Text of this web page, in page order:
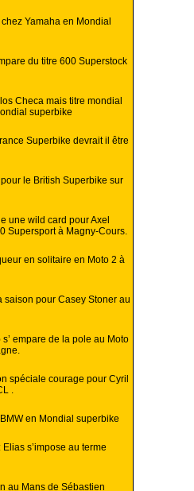
Yamaha en Mondial
du titre 600 Superstock
Checa mais titre mondial
superbike
Superbike devrait il être
le British Superbike sur
une wild card pour Axel
Supersport à Magny-Cours.
en solitaire en Moto 2 à
saison pour Casey Stoner au
empare de la pole au Moto
spéciale courage pour Cyril
.
en Mondial superbike
s’impose au terme
au Mans de Sébastien